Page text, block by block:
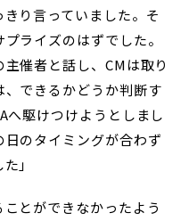
り言っていました。そ
ライズのはずでした。
催者と話し、CMは取り
できるかどうか判断す
へ駆けつけようとしまし
のタイミングが合わず
」
とができなかったよう